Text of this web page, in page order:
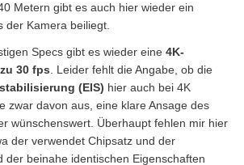
Metern gibt es auch hier wieder ein
der Kamera beiliegt.
Specs gibt es wieder eine 4K-
30 fps . Leider fehlt die Angabe, ob die
(EIS) hier auch bei 4K
zwar davon aus, eine klare Ansage des
wünschenswert. Überhaupt fehlen mir hier
der verwendet Chipsatz und der
der beinahe identischen Eigenschaften